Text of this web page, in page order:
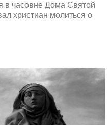
в часовне Дома Святой
христиан молиться о